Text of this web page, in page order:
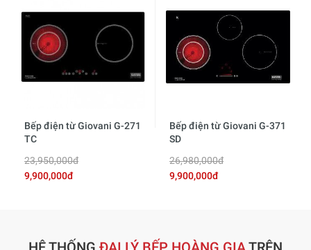
Bếp điện từ Giovani G-271
TC
23,950,000đ
9,900,000đ
Bếp điện từ Giovani G-371
SD
26,980,000đ
9,900,000đ